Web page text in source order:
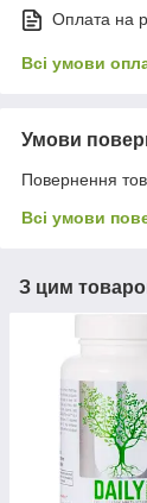
Оплата на
Всі умови
Умови
Повернення
Всі умови
З цим